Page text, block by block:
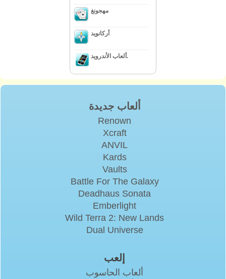
مهجونغ
أركانويد
ألعاب الأندرويد.
ألعاب جديدة
Renown
Xcraft
ANVIL
Kards
Vaults
Battle For The Galaxy
Deadhaus Sonata
Emberlight
Wild Terra 2: New Lands
Dual Universe
إلعب
ألعاب الحاسوب